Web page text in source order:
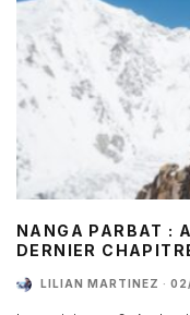
NANGA PARBAT :
DERNIER
LILIAN MARTINEZ ·